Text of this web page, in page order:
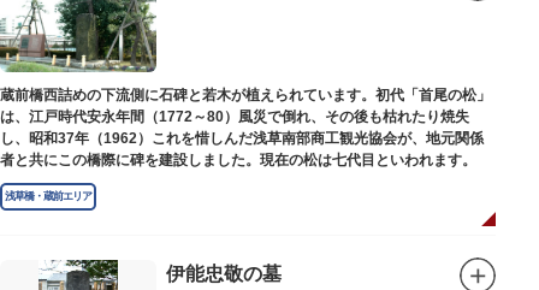
蔵前橋西詰めの下流側に石碑と若木が植えられています。初代「首尾の松」
は、江戸時代安永年間（1772～80）風災で倒れ、その後も枯れたり焼失
し、昭和37年（1962）これを惜しんだ浅草南部商工観光協会が、地元関係
者と共にこの橋際に碑を建設しました。現在の松は七代目といわれます。
浅草橋・蔵前エリア
伊能忠敬の墓